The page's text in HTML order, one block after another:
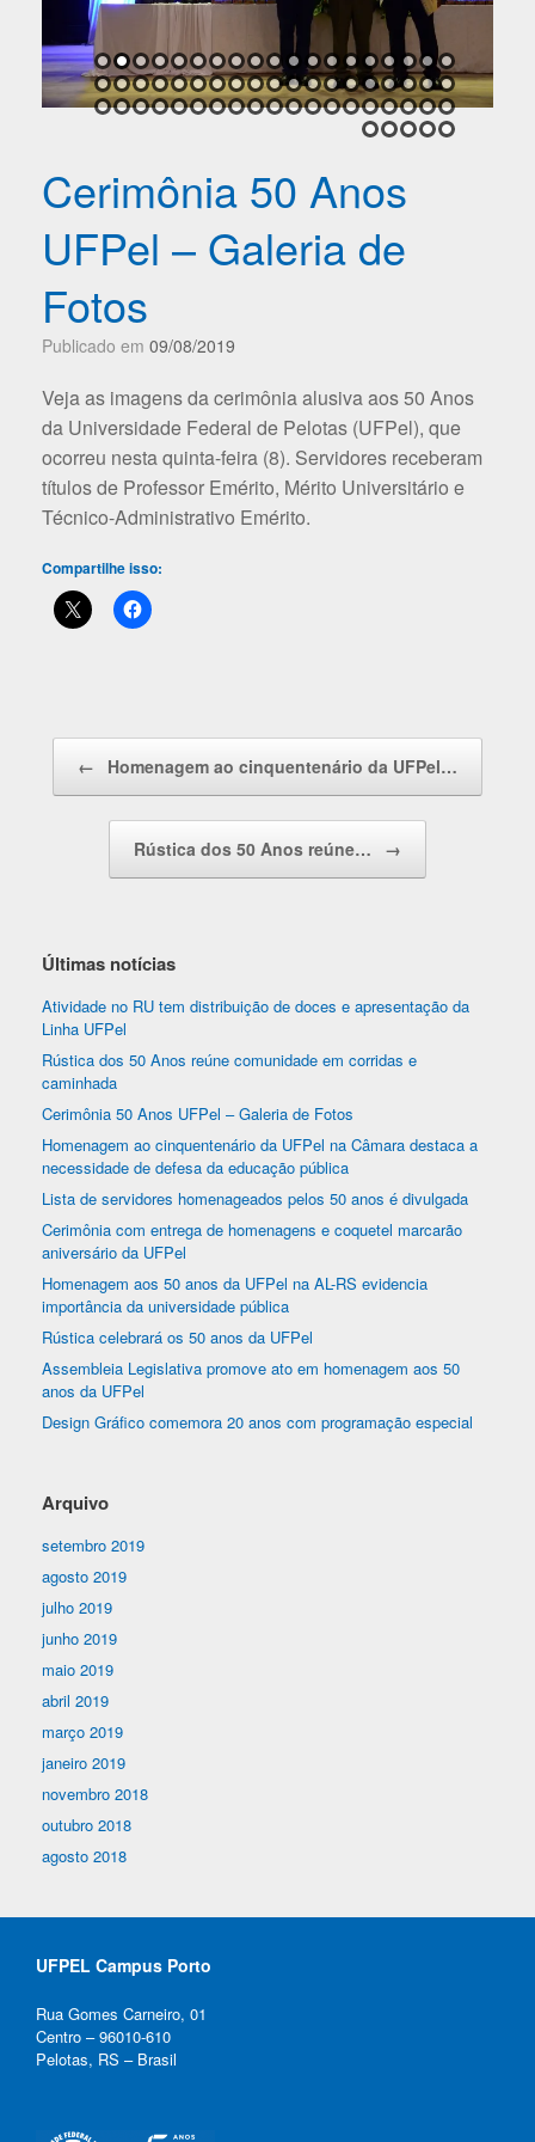
Cerimônia 50 Anos
UFPel – Galeria de
Fotos
Publicado em 09/08/2019
Veja as imagens da cerimônia alusiva aos 50 Anos
da Universidade Federal de Pelotas (UFPel), que
ocorreu nesta quinta-feira (8). Servidores receberam
títulos de Professor Emérito, Mérito Universitário e
Técnico-Administrativo Emérito.
Compartilhe isso:
← Homenagem ao cinquentenário da UFPel…
Rústica dos 50 Anos reúne… →
Últimas notícias
Atividade no RU tem distribuição de doces e apresentação da
Linha UFPel
Rústica dos 50 Anos reúne comunidade em corridas e
caminhada
Cerimônia 50 Anos UFPel – Galeria de Fotos
Homenagem ao cinquentenário da UFPel na Câmara destaca a
necessidade de defesa da educação pública
Lista de servidores homenageados pelos 50 anos é divulgada
Cerimônia com entrega de homenagens e coquetel marcarão
aniversário da UFPel
Homenagem aos 50 anos da UFPel na AL-RS evidencia
importância da universidade pública
Rústica celebrará os 50 anos da UFPel
Assembleia Legislativa promove ato em homenagem aos 50
anos da UFPel
Design Gráfico comemora 20 anos com programação especial
Arquivo
setembro 2019
agosto 2019
julho 2019
junho 2019
maio 2019
abril 2019
março 2019
janeiro 2019
novembro 2018
outubro 2018
agosto 2018
UFPEL Campus Porto
Rua Gomes Carneiro, 01
Centro – 96010-610
Pelotas, RS – Brasil